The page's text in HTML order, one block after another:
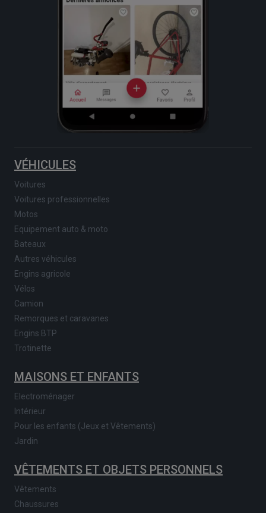
VÉHICULES
Voitures
Voitures professionnelles
Motos
Equipement auto & moto
Bateaux
Autres véhicules
Engins agricole
Vélos
Camion
Remorques et caravanes
Engins BTP
Trotinette
MAISONS ET ENFANTS
Electroménager
Intérieur
Pour les enfants (Jeux et Vêtements)
Jardin
VÊTEMENTS ET OBJETS PERSONNELS
Vêtements
Chaussures